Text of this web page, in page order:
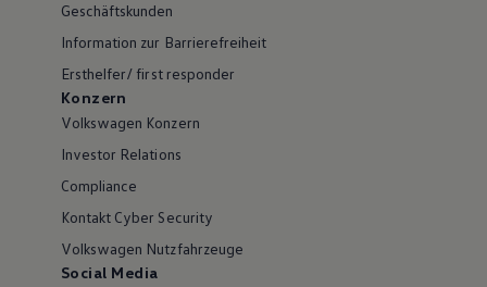
Geschäftskunden
Information zur Barrierefreiheit
Ersthelfer/ first responder
Konzern
Volkswagen Konzern
Investor Relations
Compliance
Kontakt Cyber Security
Volkswagen Nutzfahrzeuge
Social Media